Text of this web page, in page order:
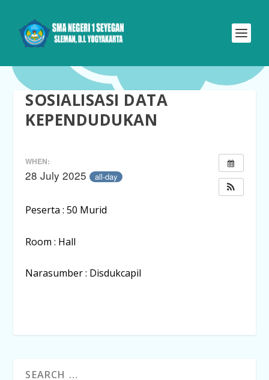
SOSIALISASI DATA
KEPENDUDUKAN
WHEN:
28 July 2025 all-day
Peserta : 50 Murid
Room : Hall
Narasumber : Disdukcapil